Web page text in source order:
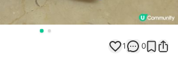
1 0